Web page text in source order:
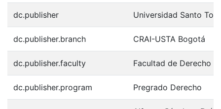
dc.publisher Universidad Santo
dc.publisher.branch CRAI-USTA Bogotá
dc.publisher.faculty Facultad de Derecho
dc.publisher.program Pregrado Derecho